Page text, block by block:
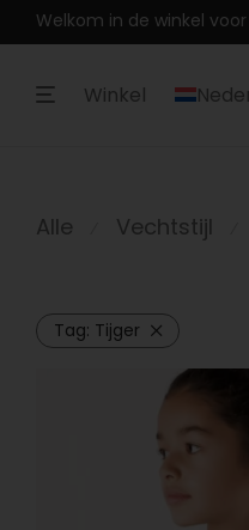
Welkom in de winkel
Winkel
Alle Vechtstijl
Tag: Tijger